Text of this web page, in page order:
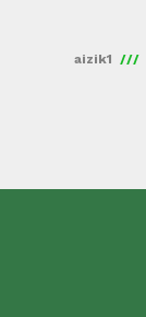
aizik1